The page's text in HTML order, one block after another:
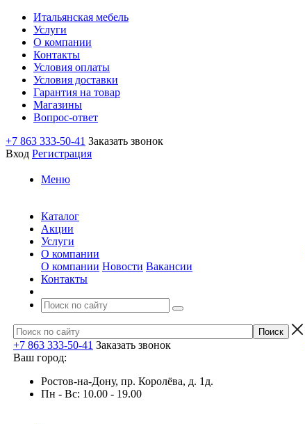
Итальянская мебель
Услуги
О компании
Контакты
Условия оплаты
Условия доставки
Гарантия на товар
Магазины
Вопрос-ответ
+7 863 333-50-41 Заказать звонок
Вход Регистрация
Меню
Каталог
Акции
Услуги
О компании
О компании Новости Вакансии
Контакты
+7 863 333-50-41 Заказать звонок
Ваш город:
Ростов-на-Дону, пр. Королёва, д. 1д.
Пн - Вс: 10.00 - 19.00